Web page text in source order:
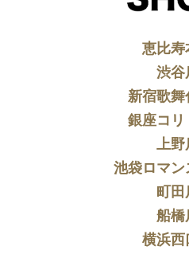
恵比寿
渋谷
新宿歌舞
銀座コリ
上
池袋ロマン
町田
船橋
横浜西